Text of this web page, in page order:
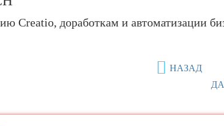
Creatio, доработкам и автоматизации
НАЗАД